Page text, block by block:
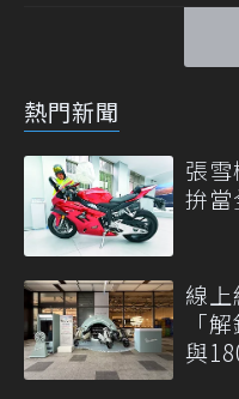
熱門新聞
張
拚當
線
「
與